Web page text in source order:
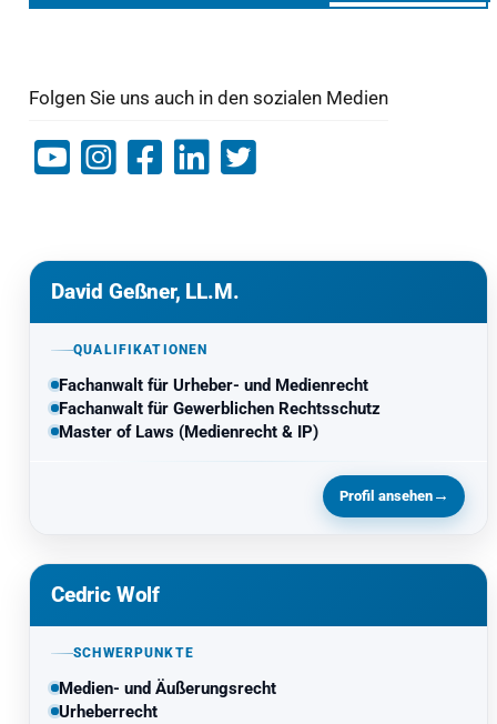
Folgen Sie uns auch in den sozialen Medien
David Geßner, LL.M.
QUALIFIKATIONEN
Fachanwalt für Urheber- und Medienrecht
Fachanwalt für Gewerblichen Rechtsschutz
Master of Laws (Medienrecht & IP)
Profil ansehen→
Cedric Wolf
SCHWERPUNKTE
Medien- und Äußerungsrecht
Urheberrecht